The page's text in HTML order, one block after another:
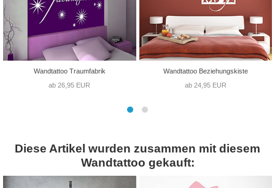
Wandtattoo Traumfabrik
ab 26,95 EUR
Wandtattoo Beziehungskiste
ab 24,95 EUR
Diese Artikel wurden zusammen mit diesem
Wandtattoo gekauft: